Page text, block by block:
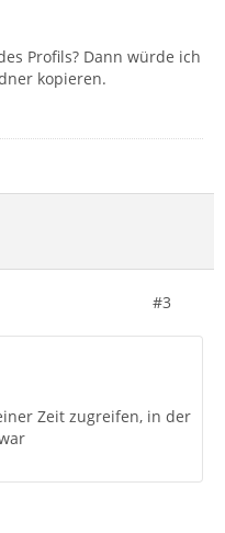
Profils? Dann würde ich
kopieren.
#3
Zeit zugreifen, in der